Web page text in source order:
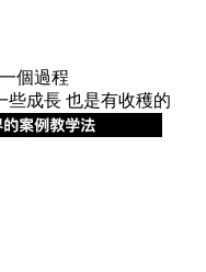
個過程
些成長 也是有收穫的